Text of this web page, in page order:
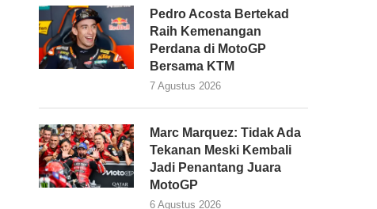
Pedro Acosta Bertekad
Raih Kemenangan
Perdana di MotoGP
Bersama KTM
7 Agustus 2026
Marc Marquez: Tidak Ada
Tekanan Meski Kembali
Jadi Penantang Juara
MotoGP
6 Agustus 2026